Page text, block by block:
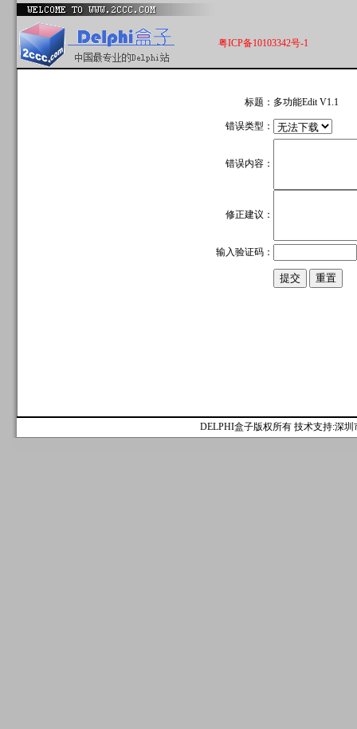
粤ICP备10103342号-1
标题： 多功能Edit V1.1
错误类型：
错误内容：
修正建议：
输入验证码：
DELPHI盒子版权所有 技术支持:深